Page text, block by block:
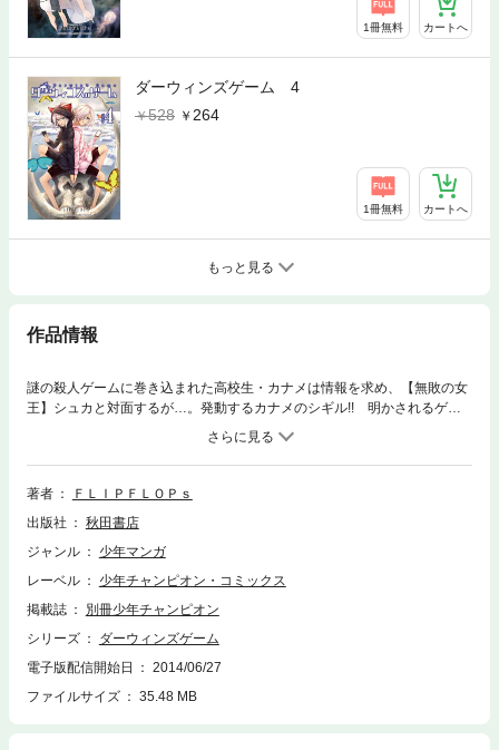
1冊無料 カートへ
ダーウィンズゲーム 4
528
264
1冊無料 カートへ
もっと見る
作品情報
謎の殺人ゲームに巻き込まれた高校生・カナメは情報を求め、【無敗の女
王】シュカと対面するが…。発動するカナメのシギル!! 明かされるゲー
ムのルール!! 現実を侵食するダークサスペンス、加速!!
著者
ＦＬＩＰＦＬＯＰｓ
出版社
秋田書店
ジャンル
少年マンガ
レーベル
少年チャンピオン・コミックス
掲載誌
別冊少年チャンピオン
シリーズ
ダーウィンズゲーム
電子版配信開始日
2014/06/27
ファイルサイズ
35.48 MB